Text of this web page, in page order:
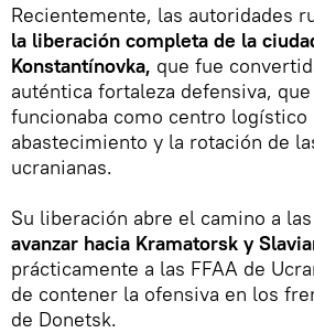
Recientemente, las autoridades
la liberación completa de la
Konstantínovka, que fue
auténtica fortaleza defensiva,
funcionaba como centro
abastecimiento y la rotación de
ucranianas.
Su liberación abre el camino a
avanzar hacia Kramatorsk y
prácticamente a las FFAA de
de contener la ofensiva en los
de Donetsk.